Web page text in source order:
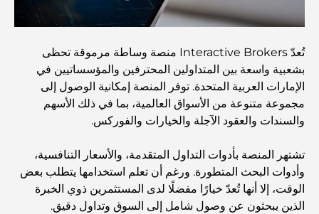
والمجتمع
مطاعم دبي الحائزة على نجمة ميشلان: جولة مغامرة لعشاق
الطعام
Dubai Horse Racing: Where Tradition Meets
Global Competition
تُعدّ Interactive Brokers منصة وساطة مرموقة تحظى
بشعبية واسعة بين المتداولين المحترفين والمؤسساتيين في
الإمارات العربية المتحدة. توفر المنصة إمكانية الوصول إلى
مجموعة متنوعة من الأسواق العالمية، بما في ذلك الأسهم
والسندات والعقود الآجلة والخيارات والفوركس.
تشتهر المنصة بأدوات التداول المتقدمة، والأسعار التنافسية،
وأدوات البحث المتطورة. ورغم أن تعلم استخدامها يتطلب بعض
الوقت، إلا أنها تُعدّ خيارًا مفضلًا لدى المستثمرين ذوي الخبرة
الذين يبحثون عن وصول شامل إلى السوق وتداول دقيق.